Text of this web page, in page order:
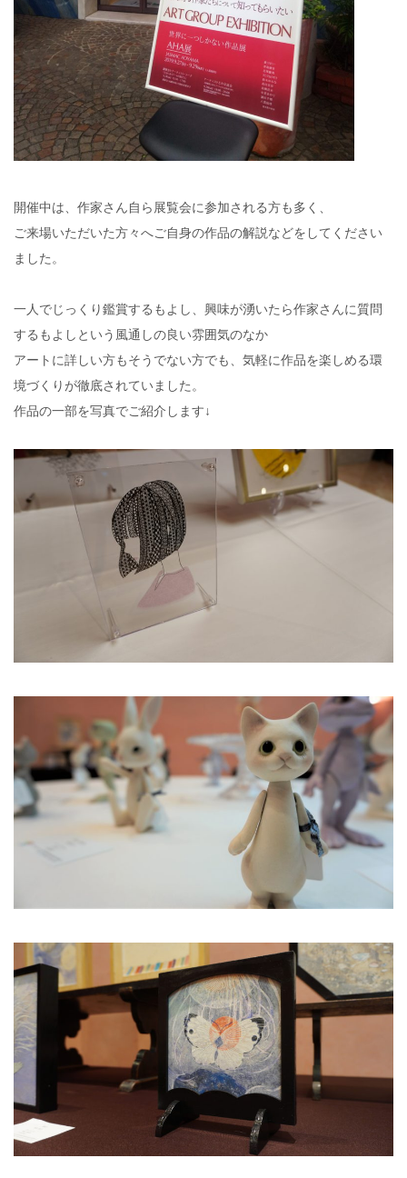
開催中は、作家さん自ら展覧会に参加される方も多く、
ご来場いただいた方々へご自身の作品の解説などをしてください
ました。
一人でじっくり鑑賞するもよし、興味が湧いたら作家さんに質問
するもよしという風通しの良い雰囲気のなか
アートに詳しい方もそうでない方でも、気軽に作品を楽しめる環
境づくりが徹底されていました。
作品の一部を写真でご紹介します↓